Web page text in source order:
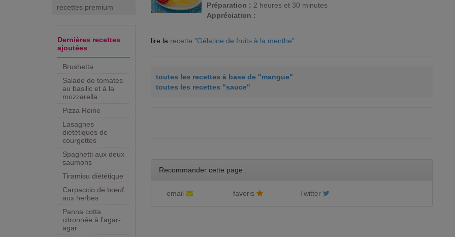
recettes premium
Dernières recettes
ajoutées
Brushetta
Salade de tomates
au basilic et à la
mozzarella
Pizza Reine
Lasagnes
diététiques de
courgettes
Spaghetti aux deux
saumons
Tiramisu diététique
Carpaccio de bœuf
aux herbes
Panna cotta
citronnée à l'agar-
agar
Préparation : 2 heures et 30 minutes
Appréciation :
lire la recette "Gélatine de fruits à la menthe"
toutes les recettes à base de "mangue"
toutes les recettes "sauce"
Recommander cette page :
email favoris Twitter